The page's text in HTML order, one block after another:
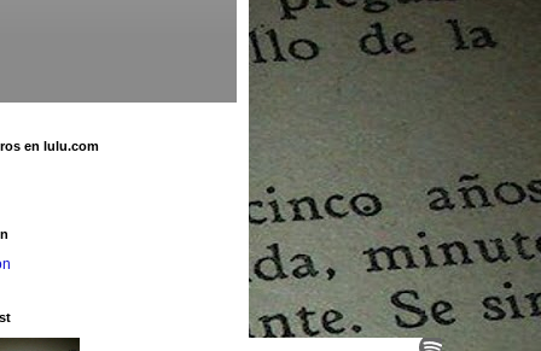
en lulu.com